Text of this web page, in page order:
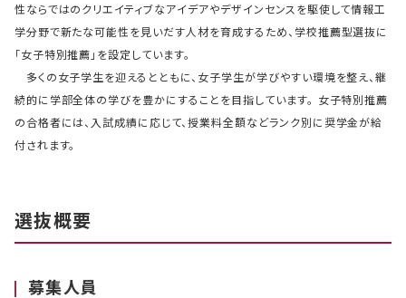
性ならではのクリエイティブなアイデアやデザインセンスを駆使して情報工
学分野で新たな可能性を見いだす人材を育成するため、学校推薦型選抜に
「女子特別推薦」を設定しています。
多くの女子学生を迎えるとともに、女子学生が学びやすい環境を整え、継
続的に学部全体の学びを豊かにすることを目指しています。 女子特別推薦
の合格者には、入試成績に応じて、授業料全額などランク別に奨学金が給
付されます。
選抜概要
募集人員